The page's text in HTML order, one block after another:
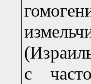
с